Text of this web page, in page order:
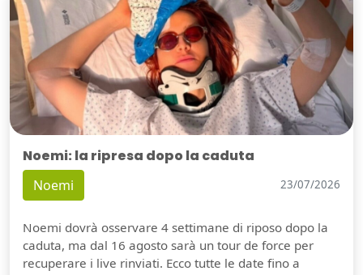
Noemi: la ripresa dopo la caduta
Noemi 23/07/2026
Noemi dovrà osservare 4 settimane di riposo dopo la
caduta, ma dal 16 agosto sarà un tour de force per
recuperare i live rinviati. Ecco tutte le date fino a